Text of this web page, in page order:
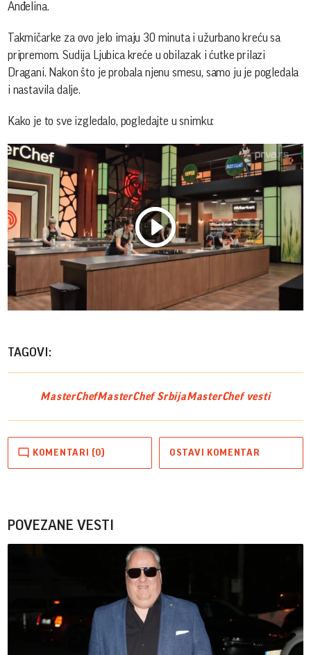
Anđelina.
Takmičarke za ovo jelo imaju 30 minuta i užurbano kreću sa
pripremom. Sudija Ljubica kreće u obilazak i ćutke prilazi
Dragani. Nakon što je probala njenu smesu, samo ju je pogledala
i nastavila dalje.
Kako je to sve izgledalo, pogledajte u snimku:
Play
TAGOVI:
MasterChefMasterChef SrbijaMasterChef vesti
KOMENTARI (0) OSTAVI KOMENTAR
POVEZANE VESTI